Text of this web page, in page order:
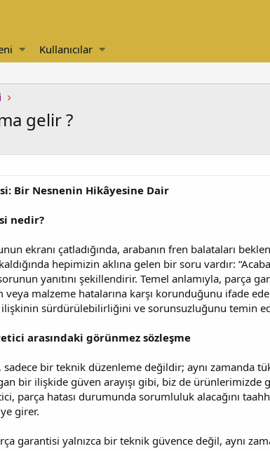
Kullanıcılar
gelir ?
Bir Nesnenin Hikâyesine Dair
nedir?
ekranı çatladığında, arabanın fren balataları
hepimizin aklına gelen bir soru vardır:
yanıtını şekillendirir. Temel anlamıyla, parça
veya malzeme hatalarına karşı korunduğunu ifade
sürdürülebilirliğini ve sorunsuzluğunu temin
arasındaki görünmez sözleşme
sadece bir teknik düzenleme değildir; aynı zamanda
bir ilişkide güven arayışı gibi, biz de
parça hatası durumunda sorumluluk alacağını
girer.
garantisi yalnızca bir teknik güvence değil, aynı